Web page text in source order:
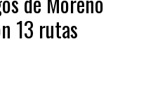
13 rutas